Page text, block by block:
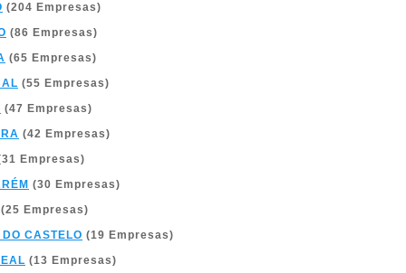
(204 Empresas)
(86 Empresas)
(65 Empresas)
(55 Empresas)
(47 Empresas)
(42 Empresas)
Empresas)
(30 Empresas)
(25 Empresas)
CASTELO (19 Empresas)
(13 Empresas)